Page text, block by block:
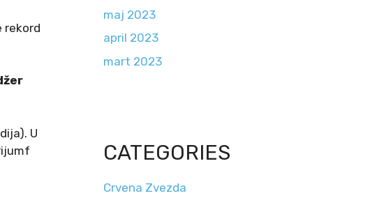
rekord
U
maj 2023
april 2023
mart 2023
CATEGORIES
Crvena Zvezda